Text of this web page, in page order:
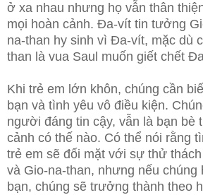
ở xa nhau nhưng họ vẫn thân
mọi hoàn cảnh. Đa-vít tin tưởng
na-than hy sinh vì Đa-vít, mặc dù
than là vua Saul muốn giết chết
Khi trẻ em lớn khôn, chúng cần
bạn và tình yêu vô điều kiện.
người đáng tin cậy, vẫn là bạn bè
cảnh có thế nào. Có thể nói rằng
trẻ em sẽ đối mặt với sự thử
và Gio-na-than, nhưng nếu
bạn, chúng sẽ trưởng thành theo